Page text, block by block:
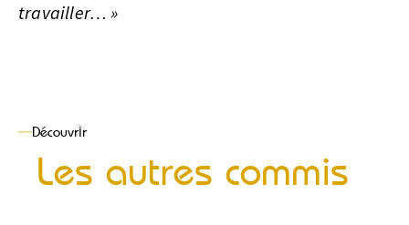
travailler… »
Découvrir
Les autres commis